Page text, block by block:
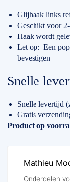
Glijhaak links
Geschikt voor
Haak wordt
Let op: Een
bevestigen
Snelle
Snelle levertijd
Gratis
Specificaties
Product op